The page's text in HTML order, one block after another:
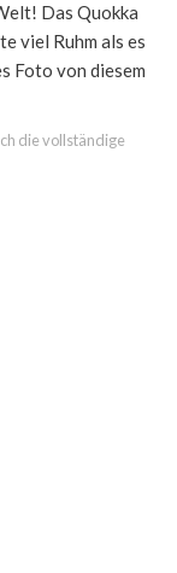
Das Quokka
viel Ruhm als es
Foto von diesem
die vollständige